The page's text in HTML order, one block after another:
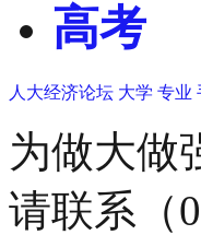
高考
人大经济论坛 大学 专业
为做大做
请联系（